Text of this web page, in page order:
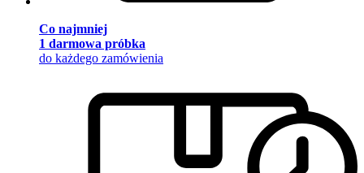
Co najmniej
1 darmowa próbka
do każdego zamówienia